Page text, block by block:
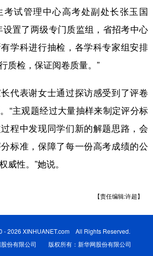
试管理中心高考处副处长张玉国
设置了两级专门质监组，省招考中心
学科进行抽检，各学科专家组安排
质检，保证阅卷质量。”
表谢女士通过探访感受到了评卷
“主观题经过大量抽样来制定评分标
程中发现同学们新的解题思路，会
标准，保障了每一份高考成绩的公
威性。”她说。
【责任编辑:许超】
- 2026 XINHUANET.com All Rights Reserved.
股份有限公司 版权所有：新华网股份有限公司